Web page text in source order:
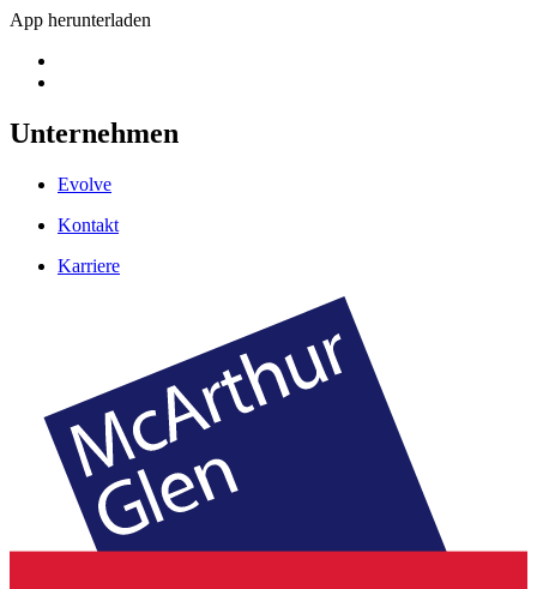
App herunterladen
Unternehmen
Evolve
Kontakt
Karriere